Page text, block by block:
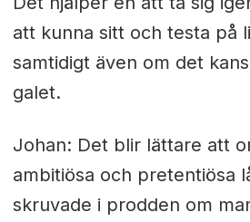
att kunna sitt och testa på
samtidigt även om det
galet.
Johan: Det blir lättare att
ambitiösa och pretentiösa
skruvade i prodden om